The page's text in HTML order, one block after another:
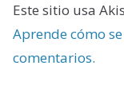
Este sitio usa
Aprende cómo
comentarios.